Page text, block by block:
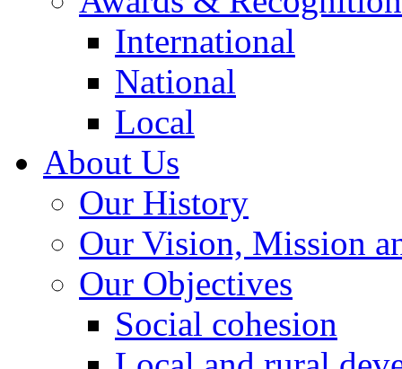
International
National
Local
About Us
Our History
Our Vision, Mission
Our Objectives
Social cohesion